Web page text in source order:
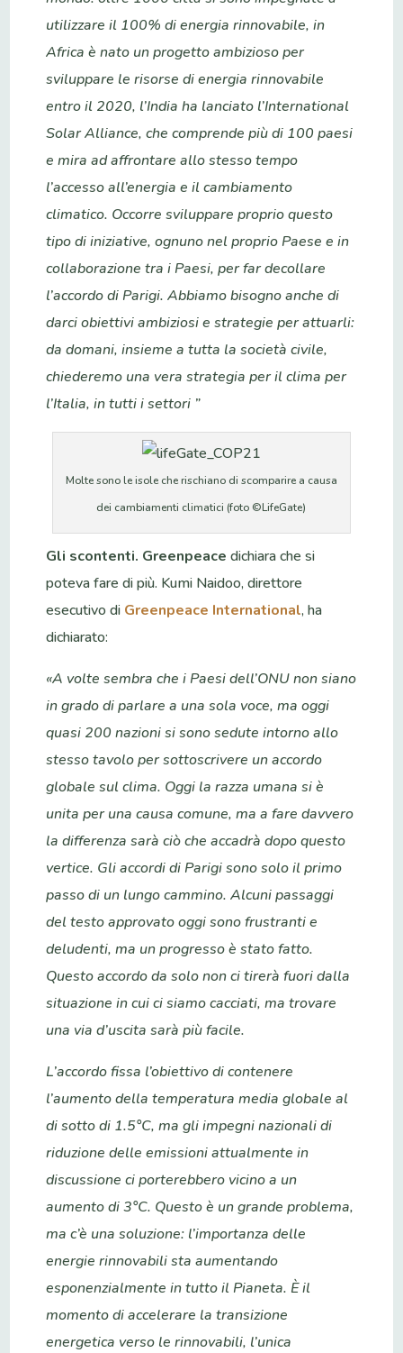
utilizzare il 100% di energia rinnovabile, in
Africa è nato un progetto ambizioso per
sviluppare le risorse di energia rinnovabile
entro il 2020, l’India ha lanciato l’International
Solar Alliance, che comprende più di 100 paesi
e mira ad affrontare allo stesso tempo
l’accesso all’energia e il cambiamento
climatico. Occorre sviluppare proprio questo
tipo di iniziative, ognuno nel proprio Paese e in
collaborazione tra i Paesi, per far decollare
l’accordo di Parigi. Abbiamo bisogno anche di
darci obiettivi ambiziosi e strategie per attuarli:
da domani, insieme a tutta la società civile,
chiederemo una vera strategia per il clima per
l’Italia, in tutti i settori ”
Molte sono le isole che rischiano di scomparire a causa
dei cambiamenti climatici (foto ©LifeGate)
Gli scontenti. Greenpeace dichiara che si
poteva fare di più. Kumi Naidoo, direttore
esecutivo di Greenpeace International, ha
dichiarato:
«A volte sembra che i Paesi dell’ONU non siano
in grado di parlare a una sola voce, ma oggi
quasi 200 nazioni si sono sedute intorno allo
stesso tavolo per sottoscrivere un accordo
globale sul clima. Oggi la razza umana si è
unita per una causa comune, ma a fare davvero
la differenza sarà ciò che accadrà dopo questo
vertice. Gli accordi di Parigi sono solo il primo
passo di un lungo cammino. Alcuni passaggi
del testo approvato oggi sono frustranti e
deludenti, ma un progresso è stato fatto.
Questo accordo da solo non ci tirerà fuori dalla
situazione in cui ci siamo cacciati, ma trovare
una via d’uscita sarà più facile.
L’accordo fissa l’obiettivo di contenere
l’aumento della temperatura media globale al
di sotto di 1.5°C, ma gli impegni nazionali di
riduzione delle emissioni attualmente in
discussione ci porterebbero vicino a un
aumento di 3°C. Questo è un grande problema,
ma c’è una soluzione: l’importanza delle
energie rinnovabili sta aumentando
esponenzialmente in tutto il Pianeta. È il
momento di accelerare la transizione
energetica verso le rinnovabili, l’unica